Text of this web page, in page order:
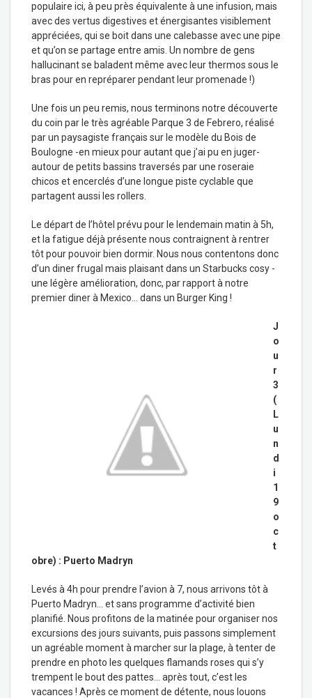
populaire ici, à peu près équivalente à une infusion, mais
avec des vertus digestives et énergisantes visiblement
appréciées, qui se boit dans une calebasse avec une pipe
et qu’on se partage entre amis. Un nombre de gens
hallucinant se baladent même avec leur thermos sous le
bras pour en repréparer pendant leur promenade !)
Une fois un peu remis, nous terminons notre découverte
du coin par le très agréable Parque 3 de Febrero, réalisé
par un paysagiste français sur le modèle du Bois de
Boulogne -en mieux pour autant que j’ai pu en juger-
autour de petits bassins traversés par une roseraie
chicos et encerclés d’une longue piste cyclable que
partagent aussi les rollers.
Le départ de l’hôtel prévu pour le lendemain matin à 5h,
et la fatigue déjà présente nous contraignent à rentrer
tôt pour pouvoir bien dormir. Nous nous contentons donc
d’un diner frugal mais plaisant dans un Starbucks cosy -
une légère amélioration, donc, par rapport à notre
premier diner à Mexico… dans un Burger King !
J
o
u
r
3
(
L
u
n
d
i
1
9
o
c
t
obre) : Puerto Madryn
Levés à 4h pour prendre l’avion à 7, nous arrivons tôt à
Puerto Madryn… et sans programme d’activité bien
planifié. Nous profitons de la matinée pour organiser nos
excursions des jours suivants, puis passons simplement
un agréable moment à marcher sur la plage, à tenter de
prendre en photo les quelques flamands roses qui s’y
trempent le bout des pattes… après tout, c’est les
vacances ! Après ce moment de détente, nous louons